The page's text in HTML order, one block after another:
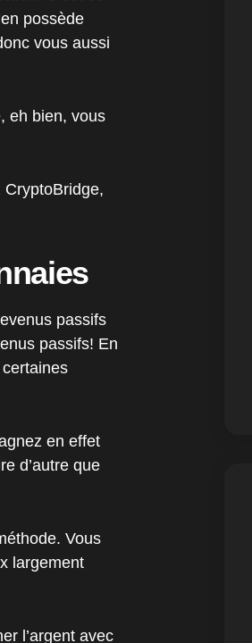
possède
vous aussi
eh bien, vous
passifs
passifs! En
en effet
d’autre que
Vous
largement
l’argent avec